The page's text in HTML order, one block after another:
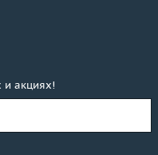
и акциях!